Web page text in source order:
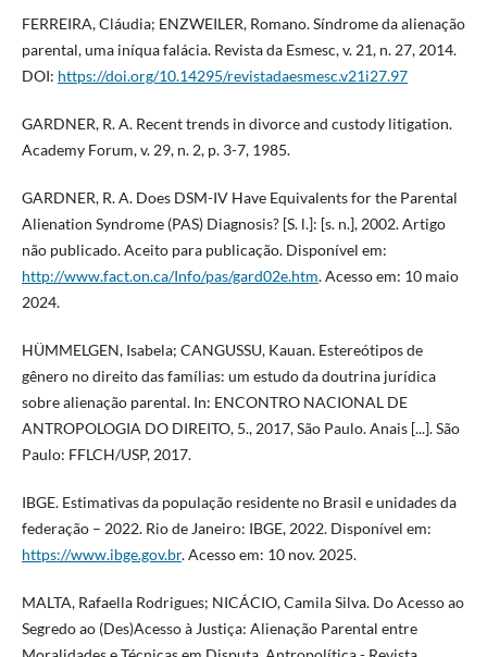
FERREIRA, Cláudia; ENZWEILER, Romano. Síndrome da alienação
parental, uma iníqua falácia. Revista da Esmesc, v. 21, n. 27, 2014.
DOI: https://doi.org/10.14295/revistadaesmesc.v21i27.97
GARDNER, R. A. Recent trends in divorce and custody litigation.
Academy Forum, v. 29, n. 2, p. 3-7, 1985.
GARDNER, R. A. Does DSM-IV Have Equivalents for the Parental
Alienation Syndrome (PAS) Diagnosis? [S. l.]: [s. n.], 2002. Artigo
não publicado. Aceito para publicação. Disponível em:
http://www.fact.on.ca/Info/pas/gard02e.htm. Acesso em: 10 maio
2024.
HÜMMELGEN, Isabela; CANGUSSU, Kauan. Estereótipos de
gênero no direito das famílias: um estudo da doutrina jurídica
sobre alienação parental. In: ENCONTRO NACIONAL DE
ANTROPOLOGIA DO DIREITO, 5., 2017, São Paulo. Anais [...]. São
Paulo: FFLCH/USP, 2017.
IBGE. Estimativas da população residente no Brasil e unidades da
federação – 2022. Rio de Janeiro: IBGE, 2022. Disponível em:
https://www.ibge.gov.br. Acesso em: 10 nov. 2025.
MALTA, Rafaella Rodrigues; NICÁCIO, Camila Silva. Do Acesso ao
Segredo ao (Des)Acesso à Justiça: Alienação Parental entre